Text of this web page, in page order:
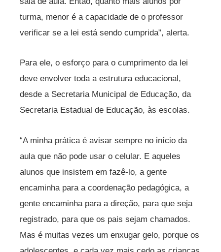
turma, menor é a capacidade de o professor
verificar se a lei está sendo cumprida”, alerta.
Para ele, o esforço para o cumprimento da lei
deve envolver toda a estrutura educacional,
desde a Secretaria Municipal de Educação, da
Secretaria Estadual de Educação, às escolas.
“A minha prática é avisar sempre no início da
aula que não pode usar o celular. E aqueles
alunos que insistem em fazê-lo, a gente
encaminha para a coordenação pedagógica, a
gente encaminha para a direção, para que seja
registrado, para que os pais sejam chamados.
Mas é muitas vezes um enxugar gelo, porque os